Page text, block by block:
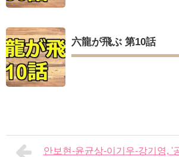
六龍が飛ぶ 第10話
안보현-윤균상-이기우-강기영, '